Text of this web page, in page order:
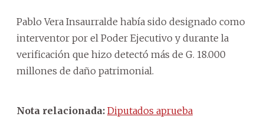
Pablo Vera Insaurralde había sido designado como
interventor por el Poder Ejecutivo y durante la
verificación que hizo detectó más de G. 18.000
millones de daño patrimonial.
Nota relacionada: Diputados aprueba